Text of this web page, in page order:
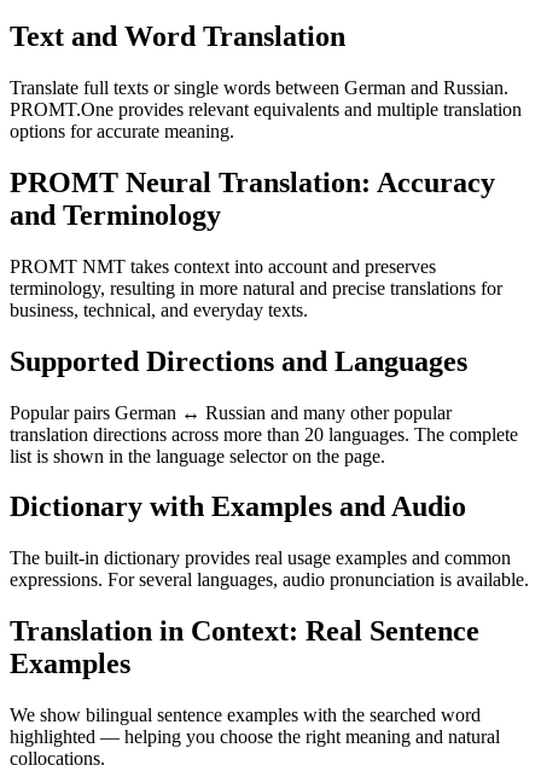
Text and Word Translation
Translate full texts or single words between German and Russian.
PROMT.One provides relevant equivalents and multiple translation
options for accurate meaning.
PROMT Neural Translation: Accuracy
and Terminology
PROMT NMT takes context into account and preserves
terminology, resulting in more natural and precise translations for
business, technical, and everyday texts.
Supported Directions and Languages
Popular pairs German ↔ Russian and many other popular
translation directions across more than 20 languages. The complete
list is shown in the language selector on the page.
Dictionary with Examples and Audio
The built-in dictionary provides real usage examples and common
expressions. For several languages, audio pronunciation is available.
Translation in Context: Real Sentence
Examples
We show bilingual sentence examples with the searched word
highlighted — helping you choose the right meaning and natural
collocations.